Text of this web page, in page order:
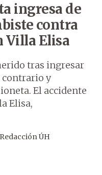
ingresa de
contra
Villa Elisa
tras ingresar
contrario y
El accidente
Elisa,
Redacción ÚH